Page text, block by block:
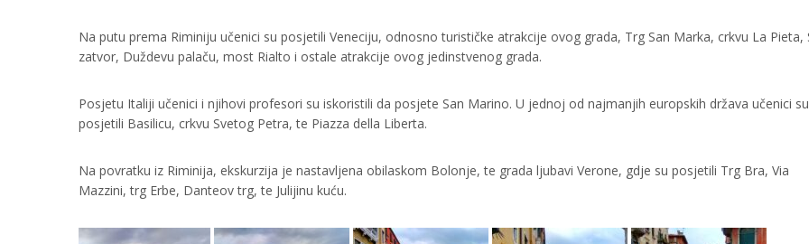
Na putu prema Riminiju učenici su posjetili Veneciju, odnosno turističke atrakcije ovog grada, Trg San Marka, crkvu La Pieta,
zatvor, Duždevu palaču, most Rialto i ostale atrakcije ovog jedinstvenog grada.
Posjetu Italiji učenici i njihovi profesori su iskoristili da posjete San Marino. U jednoj od najmanjih europskih država učenici su
posjetili Basilicu, crkvu Svetog Petra, te Piazza della Liberta.
Na povratku iz Riminija, ekskurzija je nastavljena obilaskom Bolonje, te grada ljubavi Verone, gdje su posjetili Trg Bra, Via
Mazzini, trg Erbe, Danteov trg, te Julijinu kuću.